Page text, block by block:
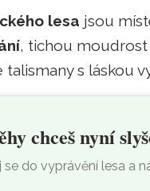
lesa jsou
, tichou moudrost
talismany s láskou
chceš nyní
do vyprávění lesa a